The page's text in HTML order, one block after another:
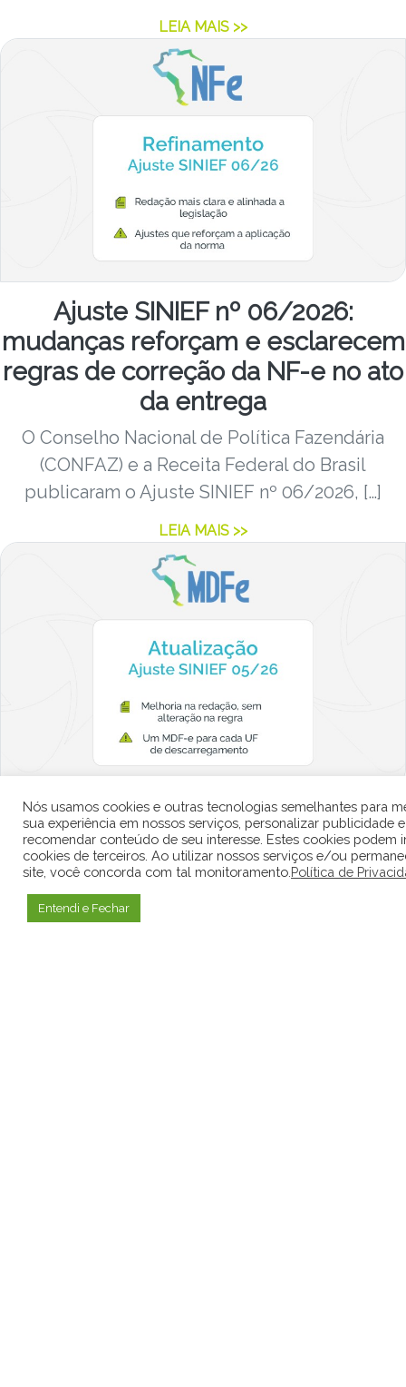
LEIA MAIS >>
Ajuste SINIEF nº 06/2026:
mudanças reforçam e esclarecem
regras de correção da NF-e no ato
da entrega
O Conselho Nacional de Política Fazendária
(CONFAZ) e a Receita Federal do Brasil
publicaram o Ajuste SINIEF nº 06/2026, […]
LEIA MAIS >>
Ajuste SINIEF nº 05/2026:
Alteração no MDF-e reforça a
emissão por UF de
descarregamento
Nós usamos cookies e outras tecnologias semelhantes para
sua experiência em nossos serviços, personalizar publicidade e
recomendar conteúdo de seu interesse. Estes cookies podem
cookies de terceiros. Ao utilizar nossos serviços e/ou
site, você concorda com tal monitoramento. Política de
Entendi e Fechar